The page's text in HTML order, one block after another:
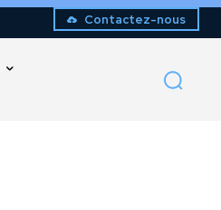
Contactez-nous